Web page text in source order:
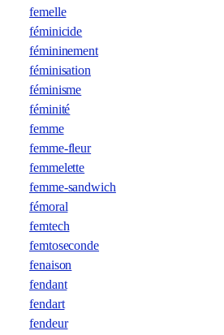
femelle
féminicide
fémininement
féminisation
féminisme
féminité
femme
femme-fleur
femmelette
femme-sandwich
fémoral
femtech
femtoseconde
fenaison
fendant
fendart
fendeur